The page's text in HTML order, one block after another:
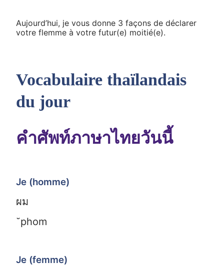
Aujourd’hui, je vous donne 3 façons de déclarer
votre flemme à votre futur(e) moitié(e).
Vocabulaire thaïlandais
du jour
คำศัพท์ภาษาไทยวันนี้
Je (homme)
ผม
˘phom
Je (femme)